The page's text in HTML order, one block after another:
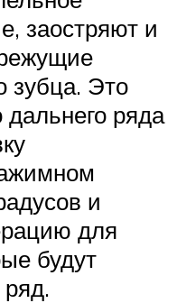
заостряют и
зубца. Это
дальнего ряда
и
для
будут